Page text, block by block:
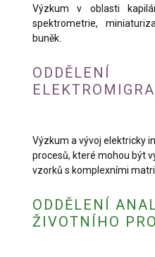
Výzkum v oblasti
spektrometrie,
buněk.
ODDĚLENÍ
Výzkum a vývoj elektricky
procesů, které mohou být
vzorků s komplexními
ODDĚLENÍ
ŽIVOTNÍHO